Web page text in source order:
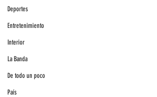
Deportes
Entretenimiento
Interior
La Banda
De todo un poco
País